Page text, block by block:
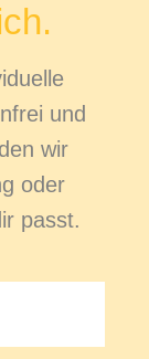
und
wir
oder
passt.